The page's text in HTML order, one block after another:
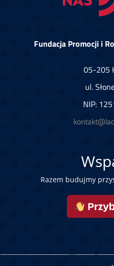
Fundacja Promocji i
05-205
ul.
NIP:
Razem budujmy